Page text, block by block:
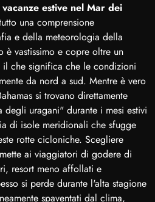
vacanze estive nel Mar dei
una comprensione
e della meteorologia della
vastissimo e copre oltre un
che significa che le condizioni
da nord a sud. Mentre è vero
si trovano direttamente
uragani" durante i mesi estivi
di isole meridionali che sfugge
rotte cicloniche. Scegliere
ai viaggiatori di godere di
resort meno affollati e
si perde durante l'alta stagione
spaventati dal clima,